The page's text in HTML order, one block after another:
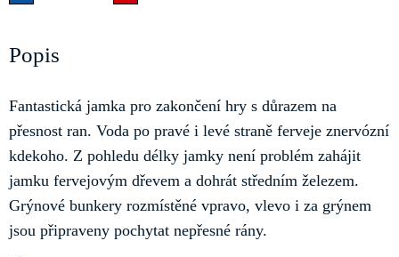
Popis
Fantastická jamka pro zakončení hry s důrazem na
přesnost ran. Voda po pravé i levé straně ferveje znervózní
kdekoho. Z pohledu délky jamky není problém zahájit
jamku fervejovým dřevem a dohrát středním železem.
Grýnové bunkery rozmístěné vpravo, vlevo i za grýnem
jsou připraveny pochytat nepřesné rány.